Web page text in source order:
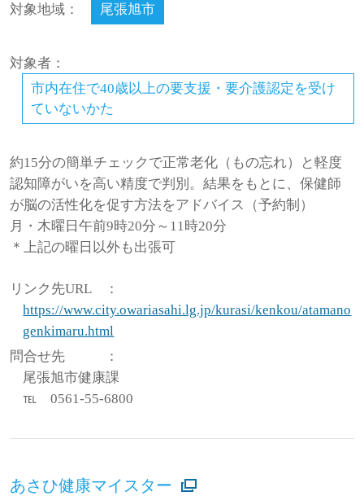
対象地域： 尾張旭市
対象者：
市内在住で40歳以上の要支援・要介護認定を受け
ていないかた
約15分の簡単チェックで正常老化（もの忘れ）と軽度
認知障がいを高い精度で判別。結果をもとに、保健師
が脳の活性化を促す方法をアドバイス（予約制）
月・木曜日午前9時20分～11時20分
＊上記の曜日以外も出張可
リンク先URL
：
https://www.city.owariasahi.lg.jp/kurasi/kenkou/atamano
genkimaru.html
問合せ先
：
尾張旭市健康課
℡ 0561-55-6800
あさひ健康マイスター